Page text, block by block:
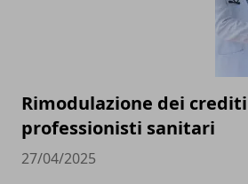
Rimodulazione dei
professionisti sanitari
27/04/2025